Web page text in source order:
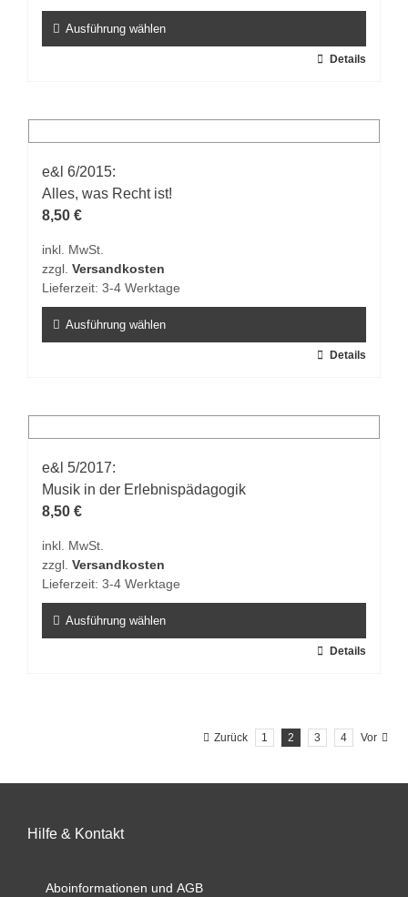
gewählt
werden
Ausführung wählen
Varianten
auf.
Die
Optionen
auf
der
gewählt
werden
Details
e&l 6/2015:
Alles, was Recht ist!
8,50 €
inkl. MwSt.
zzgl. Versandkosten
Lieferzeit: 3-4 Werktage
Ausführung wählen
Varianten
auf.
Die
Optionen
auf
der
gewählt
werden
Details
e&l 5/2017:
Musik in der Erlebnispädagogik
8,50 €
inkl. MwSt.
zzgl. Versandkosten
Lieferzeit: 3-4 Werktage
Ausführung wählen
Die
können
Produktseite
Details
Zurück 1 2 3 4 Vor
Hilfe & Kontakt
Aboinformationen und AGB